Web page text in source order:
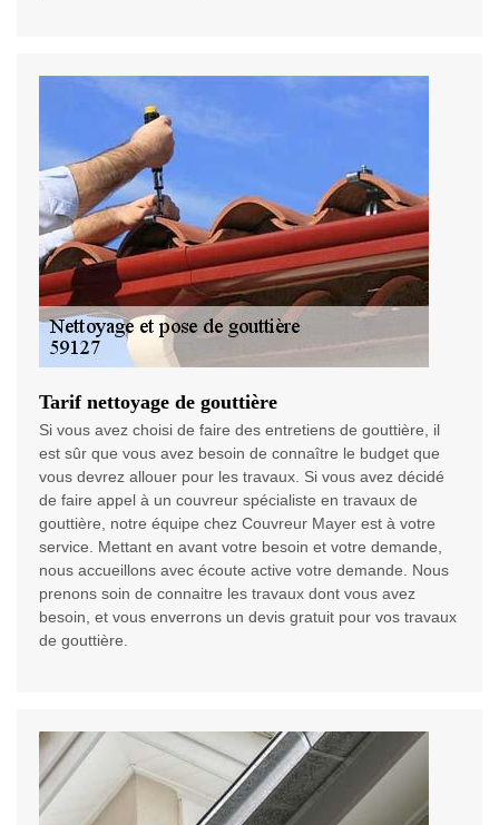
Tarif nettoyage de gouttière
Si vous avez choisi de faire des entretiens de gouttière, il
est sûr que vous avez besoin de connaître le budget que
vous devrez allouer pour les travaux. Si vous avez décidé
de faire appel à un couvreur spécialiste en travaux de
gouttière, notre équipe chez Couvreur Mayer est à votre
service. Mettant en avant votre besoin et votre demande,
nous accueillons avec écoute active votre demande. Nous
prenons soin de connaitre les travaux dont vous avez
besoin, et vous enverrons un devis gratuit pour vos travaux
de gouttière.